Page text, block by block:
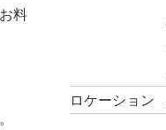
料
ロケーション